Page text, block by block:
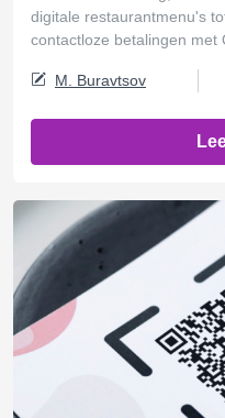
digitale restaurantmenu's
contactloze betalingen met
M. Buravtsov